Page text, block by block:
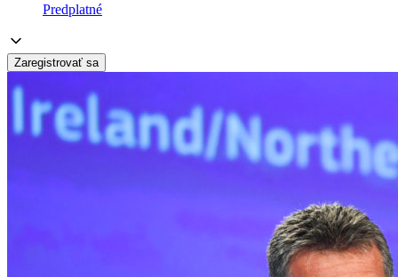
Predplatné
Zaregistrovať sa